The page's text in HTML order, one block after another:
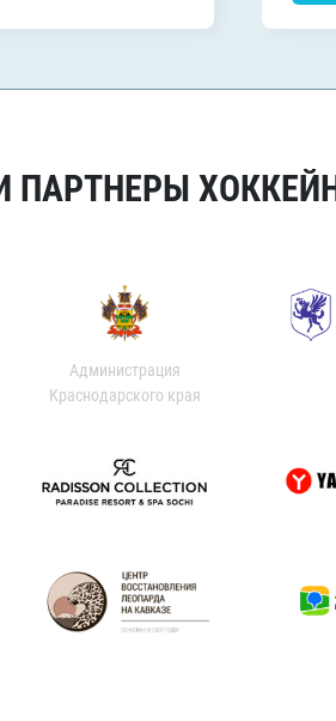
Администрация
Краснодарского края